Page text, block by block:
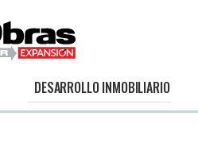
DESARROLLO INMOBILIARIO